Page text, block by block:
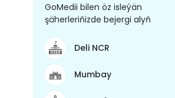
GoMedii bilen öz isleýän
şäherleriňizde bejergi alyň
Deli NCR
Mumbay